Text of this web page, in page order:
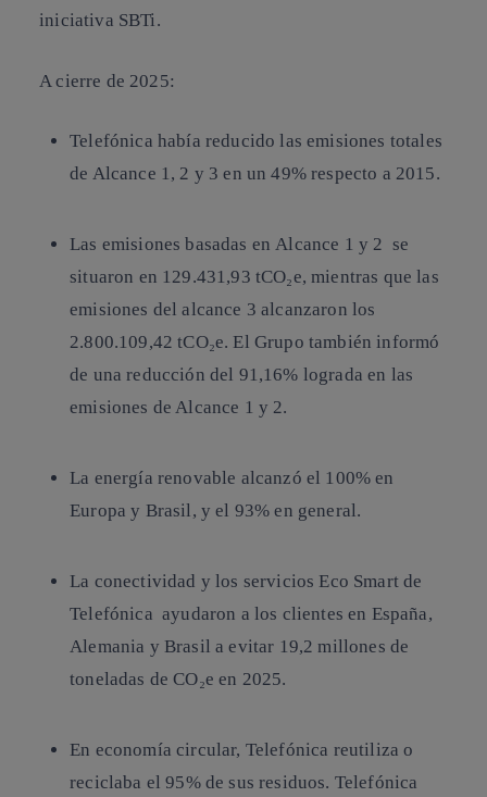
iniciativa SBTi.
A cierre de 2025:
Telefónica había reducido las emisiones totales
de Alcance 1, 2 y 3 en un 49% respecto a 2015.
Las emisiones basadas enAlcance 1 y 2 se
situaron en 129.431,93 tCO₂e, mientras que las
emisiones del alcance 3 alcanzaron los
2.800.109,42 tCO₂e. El Grupo también informó
de una reducción del 91,16% lograda en las
emisiones de Alcance 1 y 2.
La energía renovable alcanzó el 100% en
Europa y Brasil, y el 93% en general.
La conectividad ylos servicios Eco Smart de
Telefónica ayudaron a los clientes en España,
Alemania y Brasil a evitar 19,2 millones de
toneladas de CO₂e en 2025.
En economía circular, Telefónica reutiliza o
reciclaba el 95% de sus residuos. Telefónica